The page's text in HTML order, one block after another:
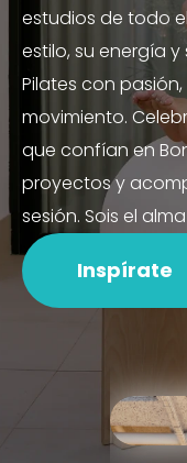
estudios de todo
estilo, su energía
Pilates con
movimiento.
que confían en
proyectos y
sesión. Sois el
Inspírate